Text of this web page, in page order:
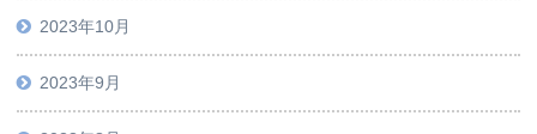
2023年10月
2023年9月